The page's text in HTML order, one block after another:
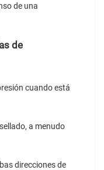
de una
de
cuando está
a menudo
direcciones de